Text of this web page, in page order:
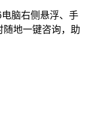
电脑右侧悬浮、手
地一键咨询，助